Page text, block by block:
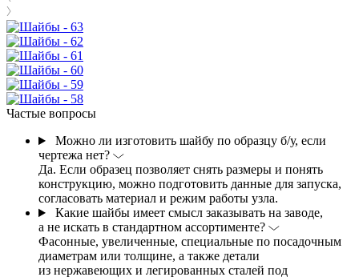
Частые вопросы
Можно ли изготовить шайбу по образцу б/у, если
чертежа нет?
Да. Если образец позволяет снять размеры и понять
конструкцию, можно подготовить данные для запуска,
согласовать материал и режим работы узла.
Какие шайбы имеет смысл заказывать на заводе,
а не искать в стандартном ассортименте?
Фасонные, увеличенные, специальные по посадочным
диаметрам или толщине, а также детали
из нержавеющих и легированных сталей под